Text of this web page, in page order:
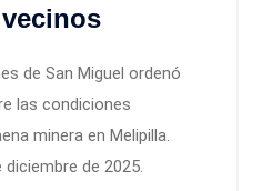
de San Miguel ordenó
las condiciones
minera en Melipilla.
diciembre de 2025.